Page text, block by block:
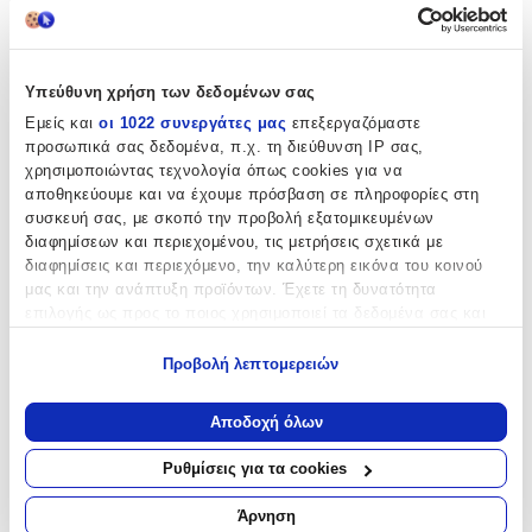
Υπεύθυνη χρήση των δεδομένων σας
Εμείς και οι 1022 συνεργάτες μας επεξεργαζόμαστε
προσωπικά σας δεδομένα, π.χ. τη διεύθυνση IP σας,
χρησιμοποιώντας τεχνολογία όπως cookies για να
αποθηκεύουμε και να έχουμε πρόσβαση σε πληροφορίες στη
συσκευή σας, με σκοπό την προβολή εξατομικευμένων
διαφημίσεων και περιεχομένου, τις μετρήσεις σχετικά με
διαφημίσεις και περιεχόμενο, την καλύτερη εικόνα του κοινού
μας και την ανάπτυξη προϊόντων. Έχετε τη δυνατότητα
Να συλλέξουμε πληροφορίες σχετικά με τη γεωγραφική
σας τοποθεσία, οι οποίες μπορεί να είναι ακριβείς σε
απόσταση μερικών μέτρων
Να αναγνωρίσουμε τη συσκευή σας σαρώνοντας ενεργά
για συγκεκριμένα χαρακτηριστικά (δακτυλικό αποτύπωμα)
Προβολή λεπτομερειών
Αποδοχή όλων
Ρυθμίσεις για τα cookies
Άρνηση
Χαρακτηριστικά
Κατασκευαστής:
JK Home Decoration
Τύπος :
Τσιγάρου
Υλικό:
Αξιολογήσεις